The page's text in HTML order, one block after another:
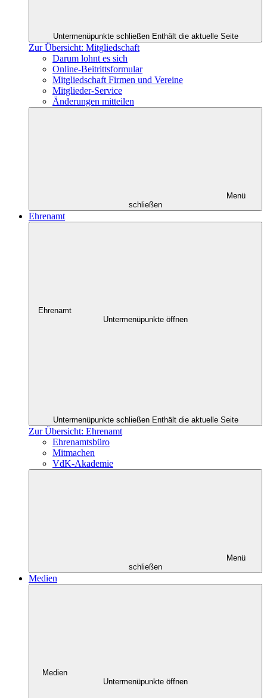
Untermenüpunkte schließen Enthält die aktuelle Seite
Zur Übersicht: Mitgliedschaft
Darum lohnt es sich
Online-Beitrittsformular
Mitgliedschaft Firmen und Vereine
Mitglieder-Service
Änderungen mitteilen
Menü
schließen
Ehrenamt
Ehrenamt
Untermenüpunkte öffnen
Untermenüpunkte schließen Enthält die aktuelle Seite
Zur Übersicht: Ehrenamt
Ehrenamtsbüro
Mitmachen
VdK-Akademie
Menü
schließen
Medien
Medien
Untermenüpunkte öffnen